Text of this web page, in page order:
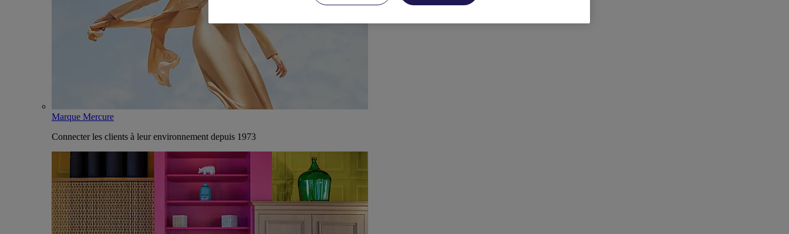
Marque Mercure
Connecter les clients à leur environnement depuis 1973